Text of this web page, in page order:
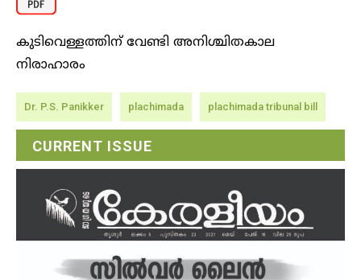
കുടിവെള്ളത്തിന് വേണ്ടി അനിശ്ചിതകാല
നിരാഹാരം
Dr. P.S. Panikker plachimada plachimada tribunal bill
CURRENT ISSUE